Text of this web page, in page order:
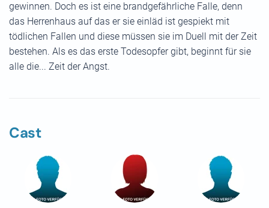
gewinnen. Doch es ist eine brandgefährliche Falle, denn
das Herrenhaus auf das er sie einläd ist gespiekt mit
tödlichen Fallen und diese müssen sie im Duell mit der Zeit
bestehen. Als es das erste Todesopfer gibt, beginnt für sie
alle die... Zeit der Angst.
Cast